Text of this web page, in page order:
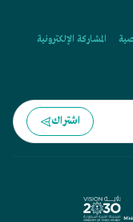
المشاركة الإلكترونية
اشتراك